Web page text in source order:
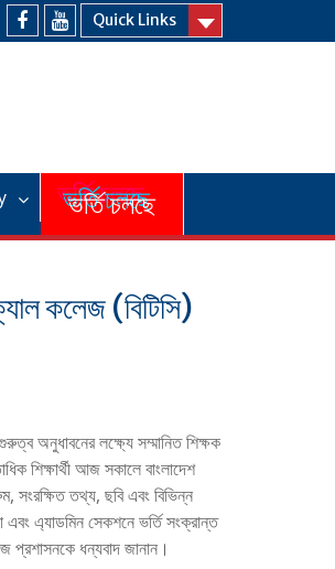
Quick Links
FacebookYoutube
ভর্তি চলছে
কলেজ (বিটিসি)
অনুধাবনের লক্ষ্যে সম্মানিত শিক্ষক
শিক্ষার্থী আজ সকালে বাংলাদেশ
সংরক্ষিত তথ্য, ছবি এবং বিভিন্ন
এবং এ্যাডমিন সেকশনে ভর্তি সংক্রান্ত
প্রশাসনকে ধন্যবাদ জানান।